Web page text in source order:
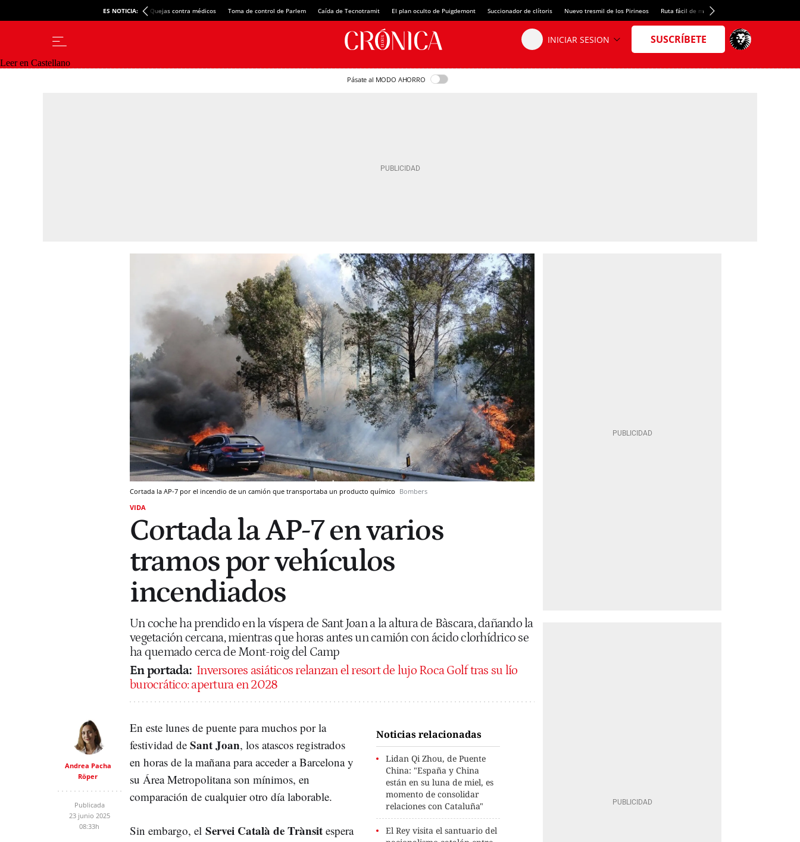
ES NOTICIA: Quejas contra médicos Toma de control de Parlem Caída de Tecnotramit El plan oculto de Puigdemont Succionador de clítoris Nuevo tresmil de los Pirineos Ruta fácil de montaña
Leer en Castellano
Pásate al MODO AHORRO
Cortada la AP-7 por el incendio de un camión que transportaba un producto químico Bombers
VIDA
Cortada la AP-7 en varios
tramos por vehículos
incendiados
Un coche ha prendido en la víspera de Sant Joan a la altura de Bàscara, dañando la
vegetación cercana, mientras que horas antes un camión con ácido clorhídrico se
ha quemado cerca de Mont-roig del Camp
En portada: Inversores asiáticos relanzan el resort de lujo Roca Golf tras su lío
burocrático: apertura en 2028
Andrea Pacha
Röper
Publicada
23 junio 2025
08:33h
Noticias relacionadas
Lidan Qi Zhou, de Puente
China: "España y China
están en su luna de miel, es
momento de consolidar
relaciones con Cataluña"
El Rey visita el santuario del
En este lunes de puente para muchos por la
festividad de Sant Joan, los atascos registrados
en horas de la mañana para acceder a Barcelona y
su Área Metropolitana son mínimos, en
comparación de cualquier otro día laborable.
Sin embargo, el Servei Català de Trànsit espera